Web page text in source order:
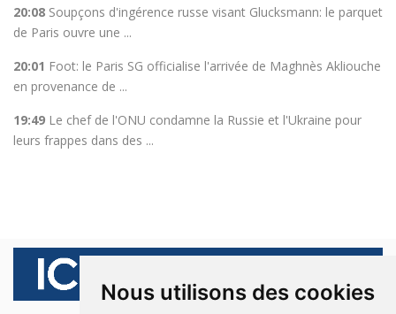
Nous utilisons des cookies
20:08 Soupçons d'ingérence russe visant Glucksmann: le parquet
de Paris ouvre une ...
20:01 Foot: le Paris SG officialise l'arrivée de Maghnès Akliouche
en provenance de ...
19:49 Le chef de l'ONU condamne la Russie et l'Ukraine pour
leurs frappes dans des ...